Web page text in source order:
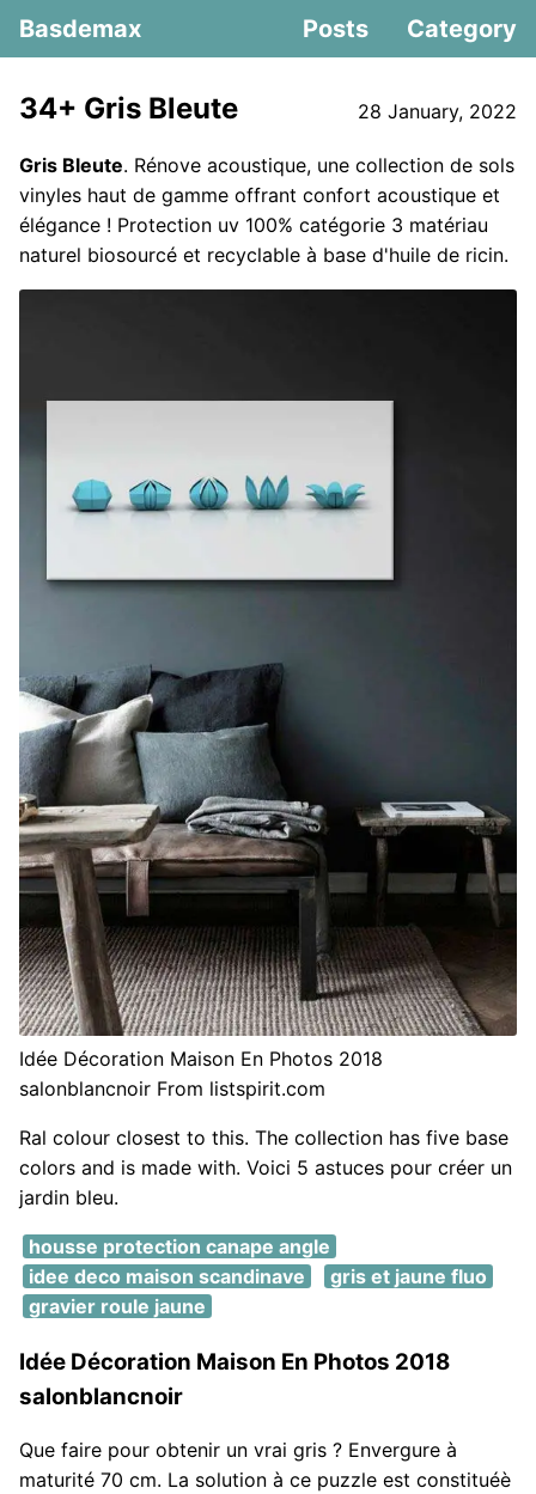
Basdemax Posts Category
34+ Gris Bleute 28 January, 2022
Gris Bleute. Rénove acoustique, une collection de sols
vinyles haut de gamme offrant confort acoustique et
élégance ! Protection uv 100% catégorie 3 matériau
naturel biosourcé et recyclable à base d'huile de ricin.
Idée Décoration Maison En Photos 2018
salonblancnoir From listspirit.com
Ral colour closest to this. The collection has five base
colors and is made with. Voici 5 astuces pour créer un
jardin bleu.
housse protection canape angle
idee deco maison scandinave
gris et jaune fluo
gravier roule jaune
Idée Décoration Maison En Photos 2018
salonblancnoir
Que faire pour obtenir un vrai gris ? Envergure à
maturité 70 cm. La solution à ce puzzle est constituéè